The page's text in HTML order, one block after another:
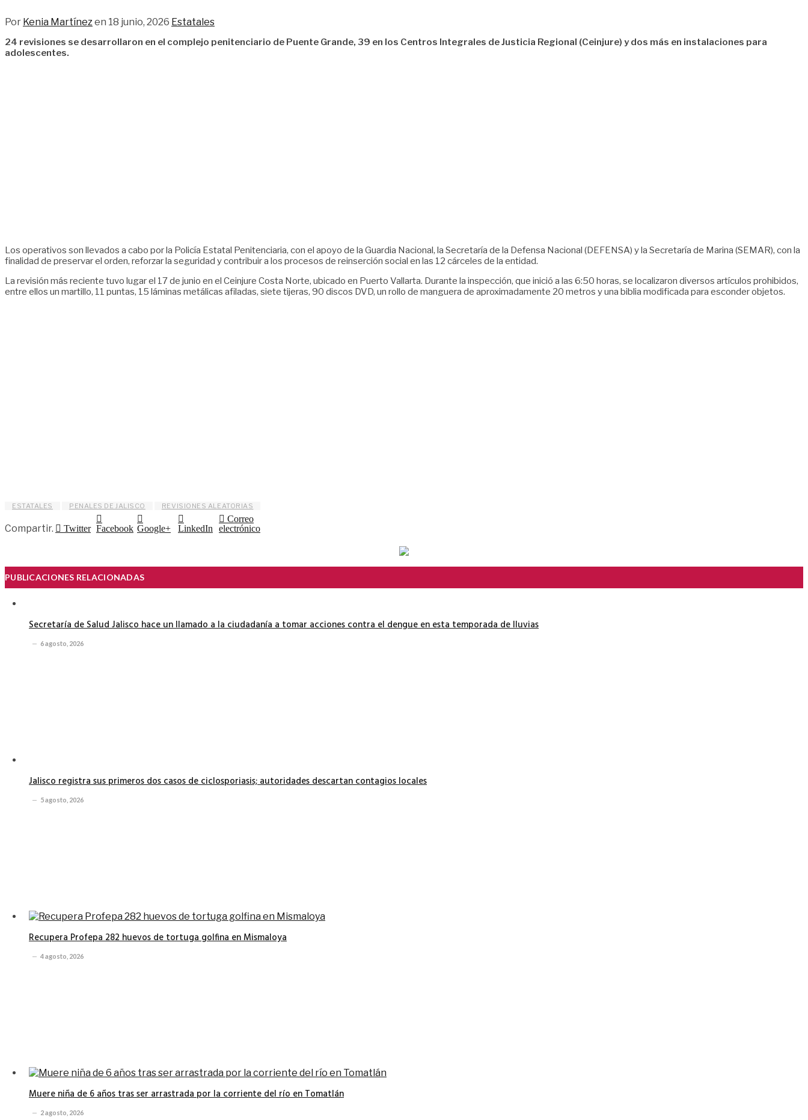
Por Kenia Martínezen 18 junio, 2026 Estatales
24 revisiones se desarrollaron en el complejo penitenciario de Puente Grande, 39 en los Centros Integrales de Justicia Regional (Ceinjure) y dos más en instalaciones para
adolescentes.
Los operativos son llevados a cabo por la Policía Estatal Penitenciaria, con el apoyo de la Guardia Nacional, la Secretaría de la Defensa Nacional (DEFENSA) y la Secretaría de Marina (SEMAR), con la
finalidad de preservar el orden, reforzar la seguridad y contribuir a los procesos de reinserción social en las 12 cárceles de la entidad.
La revisión más reciente tuvo lugar el 17 de junio en el Ceinjure Costa Norte, ubicado en Puerto Vallarta. Durante la inspección, que inició a las 6:50 horas, se localizaron diversos artículos prohibidos,
entre ellos un martillo, 11 puntas, 15 láminas metálicas afiladas, siete tijeras, 90 discos DVD, un rollo de manguera de aproximadamente 20 metros y una biblia modificada para esconder objetos.
ESTATALES PENALES DE JALISCO REVISIONES ALEATORIAS
Compartir. Twitter Facebook Google+ LinkedIn
Correo
electrónico
PUBLICACIONES RELACIONADAS
Secretaría de Salud Jalisco hace un llamado a la ciudadanía a tomar acciones contra el dengue en esta temporada de lluvias
6 agosto, 2026
Jalisco registra sus primeros dos casos de ciclosporiasis; autoridades descartan contagios locales
5 agosto, 2026
Recupera Profepa 282 huevos de tortuga golfina en Mismaloya
4 agosto, 2026
Muere niña de 6 años tras ser arrastrada por la corriente del río en Tomatlán
2 agosto, 2026